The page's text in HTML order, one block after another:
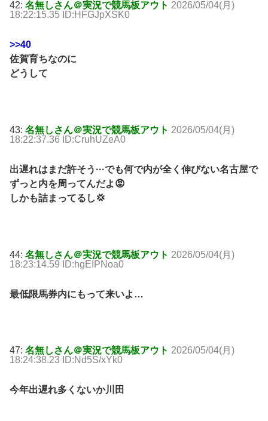
42: 名無しさん＠実況で競馬板アウト 2026/05/04(月)
18:22:15.35 ID:HFGJpXSK0
>>40
佐賀育ちなのに
どうして
43: 名無しさん＠実況で競馬板アウト 2026/05/04(月)
18:22:37.36 ID:CruhUZeA0
出遅れはまだ許そう···でも何で内が全く伸びない名古屋で
ずっと内を周ってんだよ😡
しかも詰まってるし💢
44: 名無しさん＠実況で競馬板アウト 2026/05/04(月)
18:23:14.59 ID:hgEIPNoa0
最低限馬券内にもって来いよ…
47: 名無しさん＠実況で競馬板アウト 2026/05/04(月)
18:24:38.23 ID:Nd5S/xYk0
今年出遅れ多くないか川田